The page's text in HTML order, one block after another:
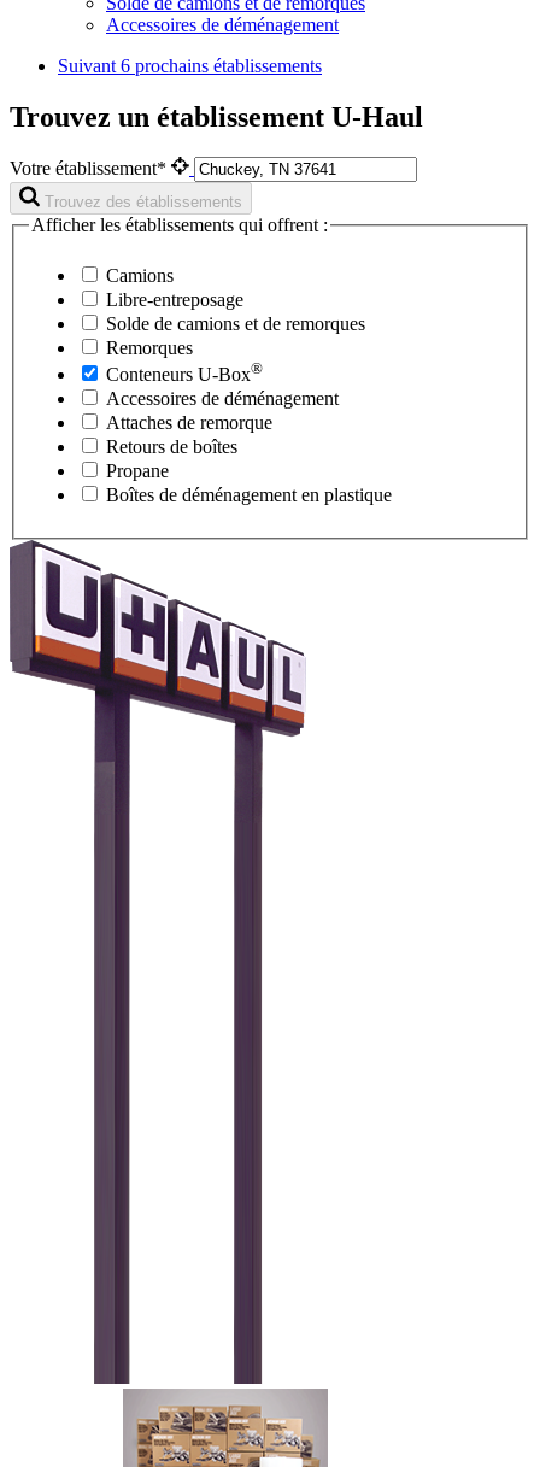
Accessoires de déménagement
Suivant 6 prochains établissements
Trouvez un établissement U-Haul
Votre établissement*
Trouvez des établissements
Afficher les établissements qui offrent :
Camions
Libre-entreposage
Solde de camions et de remorques
Remorques
Conteneurs U-Box®
Accessoires de déménagement
Attaches de remorque
Retours de boîtes
Propane
Boîtes de déménagement en plastique